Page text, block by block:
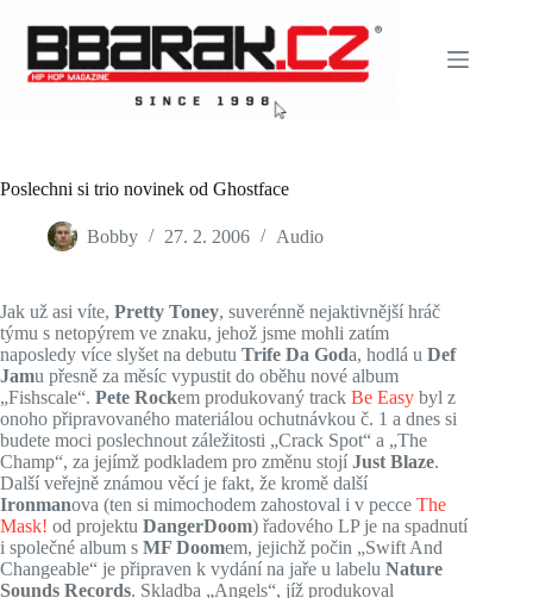
content
Poslechni si trio novinek od Ghostface
Bobby 27. 2. 2006 Audio
Jak už asi víte, Pretty Toney, suverénně nejaktivnější hráč
týmu s netopýrem ve znaku, jehož jsme mohli zatím
naposledy více slyšet na debutu Trife Da Goda, hodlá u Def
Jamu přesně za měsíc vypustit do oběhu nové album
„Fishscale“. Pete Rockem produkovaný track Be Easy byl z
onoho připravovaného materiálou ochutnávkou č. 1 a dnes si
budete moci poslechnout záležitosti „Crack Spot“ a „The
Champ“, za jejímž podkladem pro změnu stojí Just Blaze.
Další veřejně známou věcí je fakt, že kromě další
Ironmanova (ten si mimochodem zahostoval i v pecce The
Mask! od projektu DangerDoom) řadového LP je na spadnutí
i společné album s MF Doomem, jejichž počin „Swift And
Changeable“ je připraven k vydání na jaře u labelu Nature
Sounds Records. Skladba „Angels“, jíž produkoval